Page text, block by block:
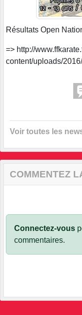
Résultats Open
=> http://
content/uploads/
Voir toutes les
COMMENTEZ
Connectez-vous
commentaires.